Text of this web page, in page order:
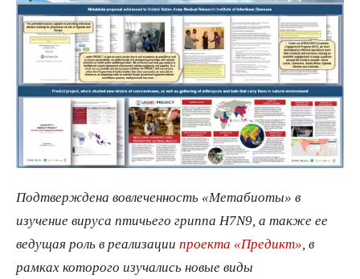
Подтверждена вовлеченность «Метабиоты» в
изучение вируса птичьего гриппа H7N9, а также ее
ведущая роль в реализации проекта «Предикт» , в
рамках которого изучались новые виды